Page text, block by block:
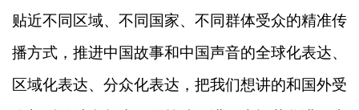
贴近不同区域、不同国家、不同群体受众的精准传
播方式，推进中国故事和中国声音的全球化表达、
区域化表达、分众化表达，把我们想讲的和国外受